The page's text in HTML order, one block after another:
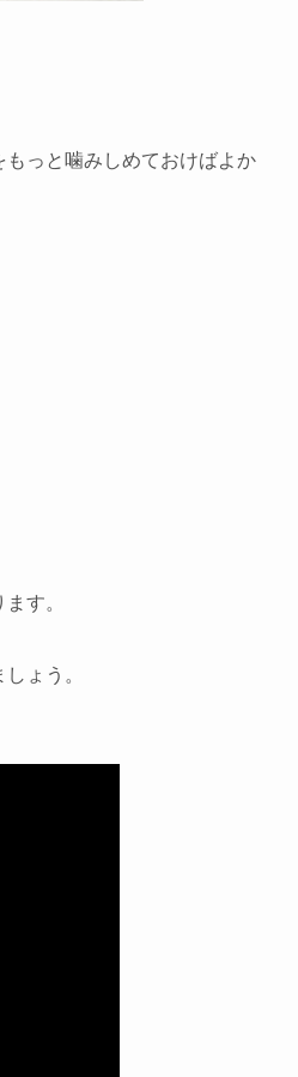
っと噛みしめておけばよか
す。
ょう。